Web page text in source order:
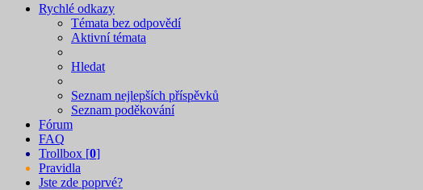
Rychlé odkazy
Témata bez odpovědí
Aktivní témata
Hledat
Seznam nejlepších příspěvků
Seznam poděkování
Fórum
FAQ
Trollbox [0]
Pravidla
Jste zde poprvé?